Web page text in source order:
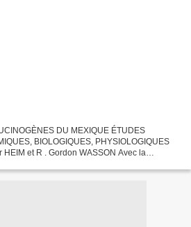
DU MEXIQUE ÉTUDES
BIOLOGIQUES, PHYSIOLOGIQUES
HEIM et R . Gordon WASSON Avec la